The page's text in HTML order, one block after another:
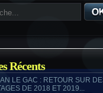
Récents
LE GAC : RETOUR SUR
DE 2018 ET 2019...